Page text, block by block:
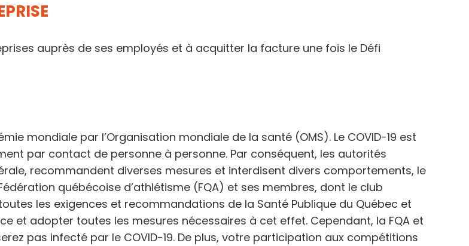
auprès de ses employés et à acquitter la facture une fois le Défi
mondiale par l’Organisation mondiale de la santé (OMS). Le COVID-19 est
par contact de personne à personne. Par conséquent, les autorités
recommandent diverses mesures et interdisent divers comportements, le
québécoise d’athlétisme (FQA) et ses membres, dont le club
les exigences et recommandations de la Santé Publique du Québec et
et adopter toutes les mesures nécessaires à cet effet. Cependant, la FQA et
pas infecté par le COVID-19. De plus, votre participation aux compétitions